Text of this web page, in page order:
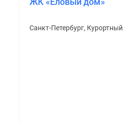
Санкт-Петербург, Курортный